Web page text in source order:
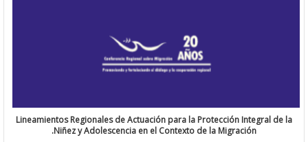
Lineamientos Regionales de Actuación para la Protección Integral
Niñez y Adolescencia en el Contexto de la Migración.